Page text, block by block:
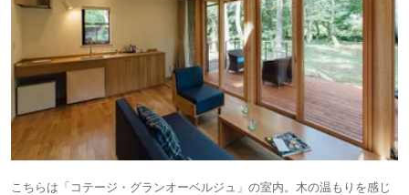
こちらは「コテージ・グランオーベルジュ」の室内。木の温もりを感じ